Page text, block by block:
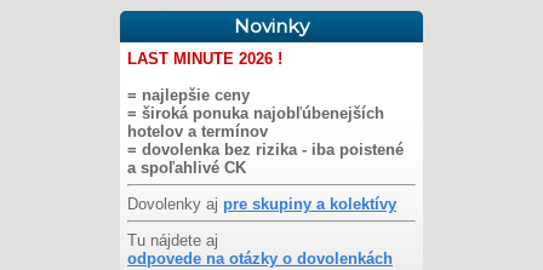
Novinky
LAST MINUTE 2026 !
= najlepšie ceny
= široká ponuka najobľúbenejších
hotelov a termínov
= dovolenka bez rizika - iba poistené
a spoľahlivé CK
Dovolenky aj pre skupiny a kolektívy
Tu nájdete aj
odpovede na otázky o dovolenkách